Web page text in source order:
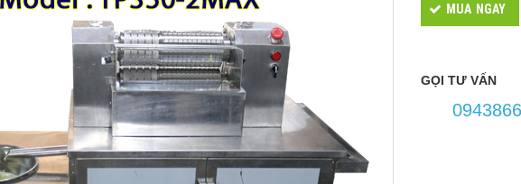
MUA NGAY
GỌI TƯ VẤN